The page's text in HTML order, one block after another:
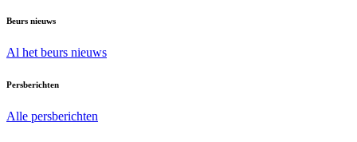
Beurs nieuws
Al het beurs nieuws
Persberichten
Alle persberichten